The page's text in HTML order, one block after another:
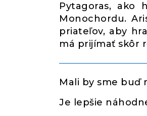
Pytagoras, ako
Monochordu.
priateľov, aby
má prijímať skôr
Mali by sme buď
Je lepšie